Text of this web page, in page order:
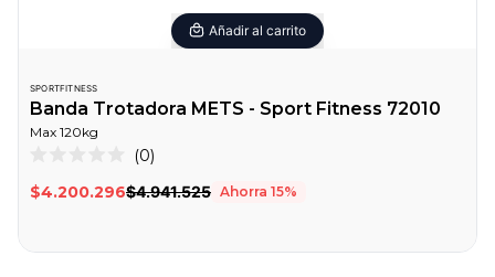
Añadir al carrito
SPORTFITNESS
Banda Trotadora METS - Sport Fitness 72010
Max 120kg
0
de
0
$4.200.296$4.941.525 Ahorra 15%